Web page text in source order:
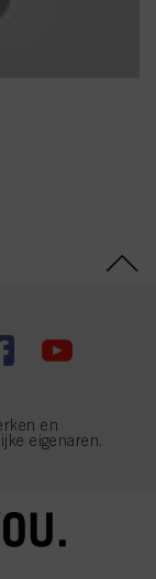
2-
en
eigenaren.